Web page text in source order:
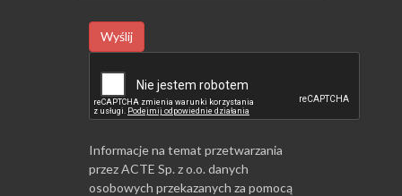
Wyślij
Informacje na temat przetwarzania
przez ACTE Sp. z o.o. danych
osobowych przekazanych za pomocą